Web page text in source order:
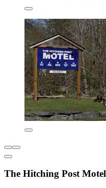
The Hitching Post Motel